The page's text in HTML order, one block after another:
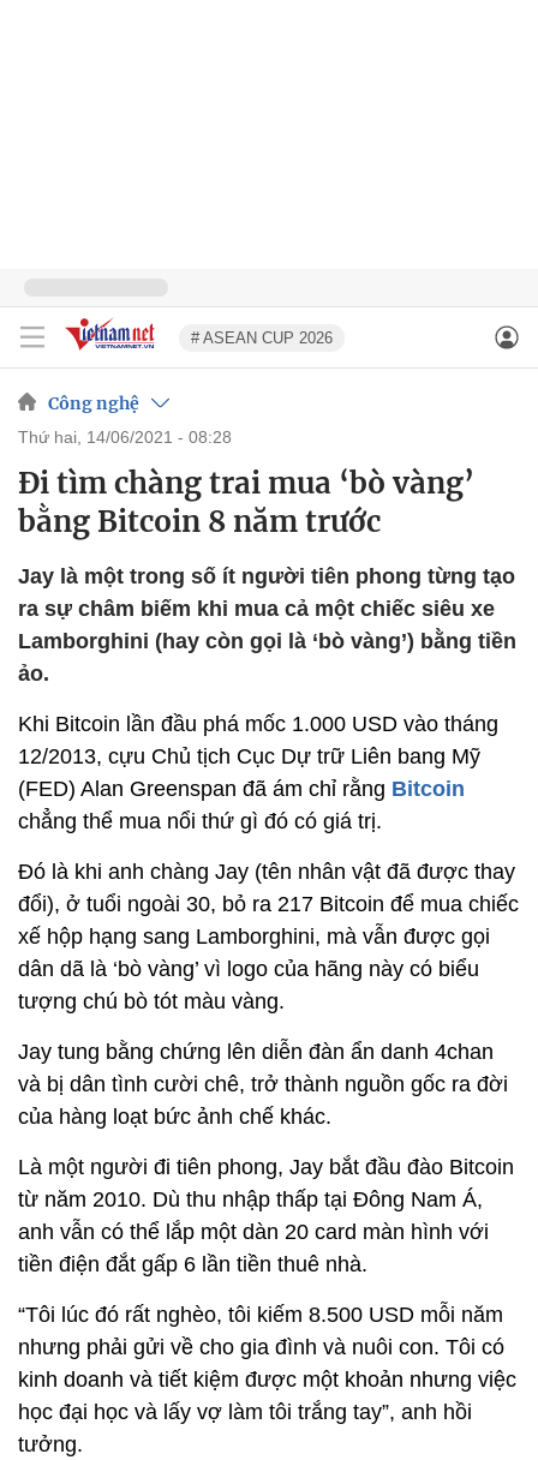
# ASEAN CUP 2026
Công nghệ
thứ hai, 14/06/2021 - 08:28
Đi tìm chàng trai mua ‘bò vàng’
bằng Bitcoin 8 năm trước
Jay là một trong số ít người tiên phong từng tạo
ra sự châm biếm khi mua cả một chiếc siêu xe
Lamborghini (hay còn gọi là ‘bò vàng’) bằng tiền
ảo.
Khi Bitcoin lần đầu phá mốc 1.000 USD vào tháng
12/2013, cựu Chủ tịch Cục Dự trữ Liên bang Mỹ
(FED) Alan Greenspan đã ám chỉ rằng Bitcoin
chẳng thể mua nổi thứ gì đó có giá trị.
Đó là khi anh chàng Jay (tên nhân vật đã được thay
đổi), ở tuổi ngoài 30, bỏ ra 217 Bitcoin để mua chiếc
xế hộp hạng sang Lamborghini, mà vẫn được gọi
dân dã là ‘bò vàng’ vì logo của hãng này có biểu
tượng chú bò tót màu vàng.
Jay tung bằng chứng lên diễn đàn ẩn danh 4chan
và bị dân tình cười chê, trở thành nguồn gốc ra đời
của hàng loạt bức ảnh chế khác.
Là một người đi tiên phong, Jay bắt đầu đào Bitcoin
từ năm 2010. Dù thu nhập thấp tại Đông Nam Á,
anh vẫn có thể lắp một dàn 20 card màn hình với
tiền điện đắt gấp 6 lần tiền thuê nhà.
“Tôi lúc đó rất nghèo, tôi kiếm 8.500 USD mỗi năm
nhưng phải gửi về cho gia đình và nuôi con. Tôi có
kinh doanh và tiết kiệm được một khoản nhưng việc
học đại học và lấy vợ làm tôi trắng tay”, anh hồi
tưởng.